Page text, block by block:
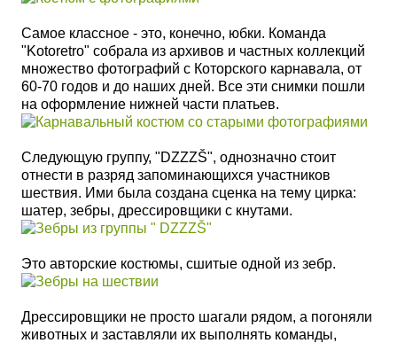
Самое классное - это, конечно, юбки. Команда
"Kotoretro" собрала из архивов и частных коллекций
множество фотографий с Которского карнавала, от
60-70 годов и до наших дней. Все эти снимки пошли
на оформление нижней части платьев.
Следующую группу, "DZZZŠ", однозначно стоит
отнести в разряд запоминающихся участников
шествия. Ими была создана сценка на тему цирка:
шатер, зебры, дрессировщики с кнутами.
Это авторские костюмы, сшитые одной из зебр.
Дрессировщики не просто шагали рядом, а погоняли
животных и заставляли их выполнять команды,